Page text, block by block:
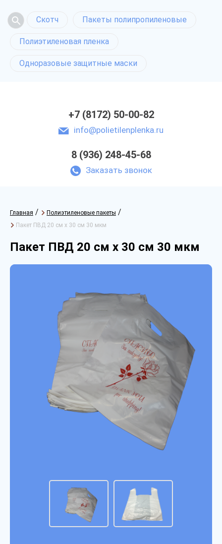
Скотч Пакеты полипропиленовые
Полиэтиленовая пленка
Одноразовые защитные маски
+7 (8172) 50-00-82
info@polietilenplenka.ru
8 (936) 248-45-68
Заказать звонок
Главная / Полиэтиленовые пакеты /
Пакет ПВД 20 см х 30 см 30 мкм
Пакет ПВД 20 см х 30 см 30 мкм